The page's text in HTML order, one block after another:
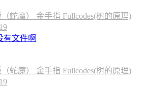
蛇魔） 金手指 Fullcodes(树的原理)
有文件啊
蛇魔） 金手指 Fullcodes(树的原理)